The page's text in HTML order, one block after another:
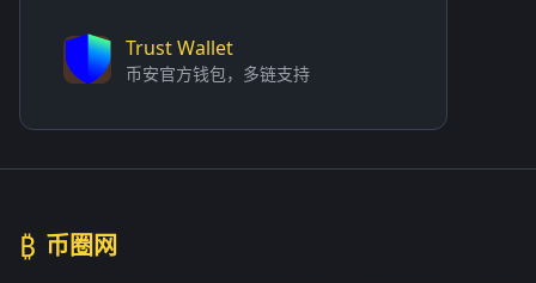
Trust Wallet
币安官方钱包，多链支持
₿ 币圈网